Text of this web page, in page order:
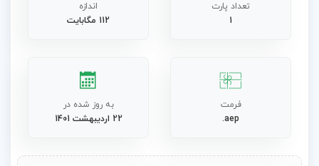
تعداد پارت
1
اندازه
112 مگابایت
فرمت
aep.
به روز شده در
22 اردیبهشت 1401